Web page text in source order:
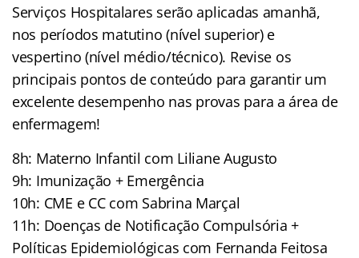
Serviços Hospitalares serão aplicadas amanhã,
nos períodos matutino (nível superior) e
vespertino (nível médio/técnico). Revise os
principais pontos de conteúdo para garantir um
excelente desempenho nas provas para a área de
enfermagem!
8h: Materno Infantil com Liliane Augusto
9h: Imunização + Emergência
10h: CME e CC com Sabrina Marçal
11h: Doenças de Notificação Compulsória +
Políticas Epidemiológicas com Fernanda Feitosa